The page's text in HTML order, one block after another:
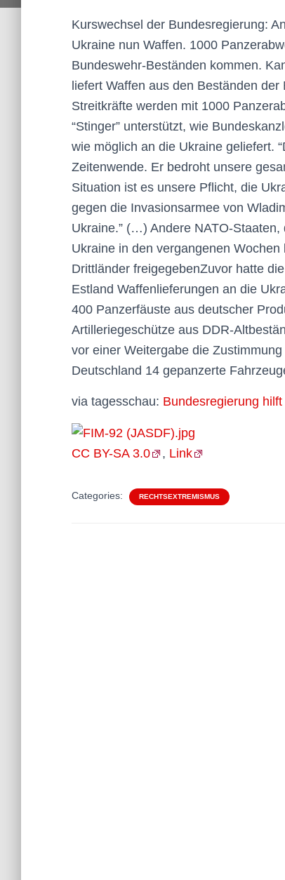
Kurswechsel der Bundesregierung:
Ukraine nun Waffen. 1000
Bundeswehr-Beständen kommen.
liefert Waffen aus den Beständen
Streitkräfte werden mit 1000
“Stinger” unterstützt, wie
wie möglich an die Ukraine geliefert.
Zeitenwende. Er bedroht unsere
Situation ist es unsere Pflicht, die
gegen die Invasionsarmee von
Ukraine.” (…) Andere NATO-
Ukraine in den vergangenen
Drittländer freigegebenZuvor hatte
Estland Waffenlieferungen an die
400 Panzerfäuste aus deutscher
Artilleriegeschütze aus DDR-
vor einer Weitergabe die
Deutschland 14 gepanzerte
via tagesschau: Bundesregierung
CC BY-SA 3.0 , Link
Categories: RECHTSEXTREMISMUS